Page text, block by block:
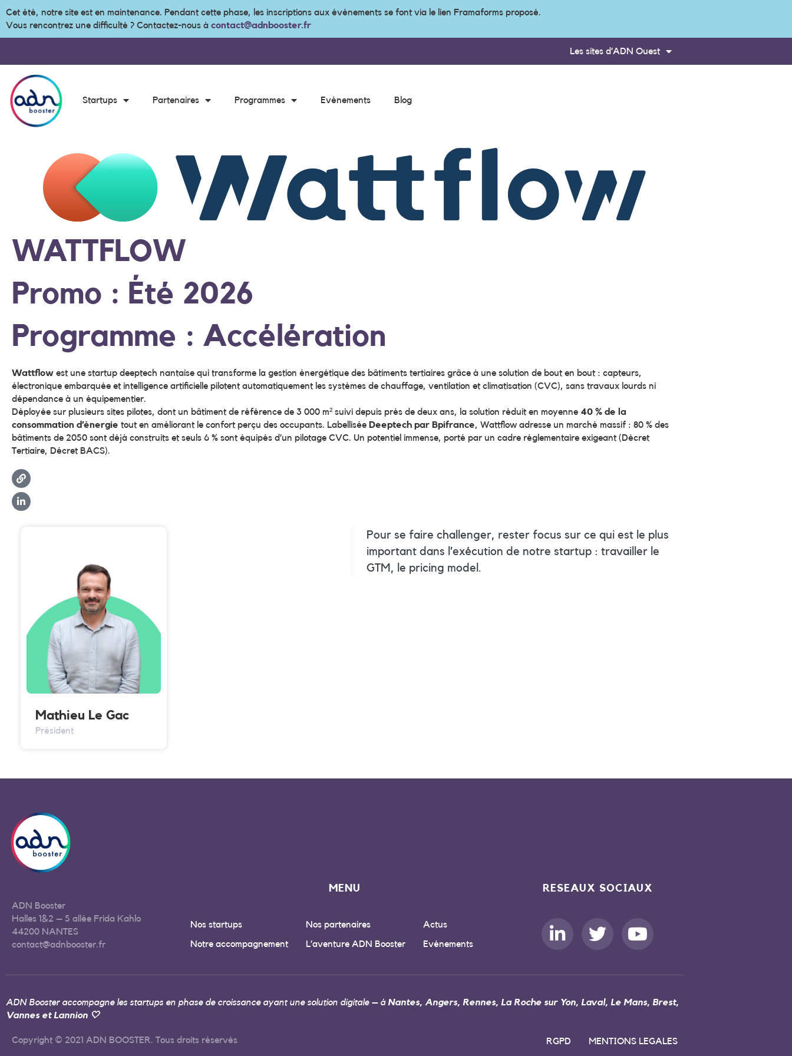
Cet été, notre site est en maintenance. Pendant cette phase, les inscriptions aux événements se font via le lien Framaforms proposé.
Vous rencontrez une difficulté ? Contactez-nous à contact@adnbooster.fr
Les sites d’ADN Ouest
Startups Partenaires Programmes Evénements Blog
WATTFLOW
Promo : Été 2026
Programme : Accélération
Wattflow est une startup deeptech nantaise qui transforme la gestion énergétique des bâtiments tertiaires grâce à une solution de bout en bout : capteurs,
électronique embarquée et intelligence artificielle pilotent automatiquement les systèmes de chauffage, ventilation et climatisation (CVC), sans travaux lourds ni
dépendance à un équipementier.
Déployée sur plusieurs sites pilotes, dont un bâtiment de référence de 3 000 m² suivi depuis près de deux ans, la solution réduit en moyenne 40 % de la
consommation d’énergie tout en améliorant le confort perçu des occupants. Labellisée Deeptech par Bpifrance, Wattflow adresse un marché massif : 80 % des
bâtiments de 2050 sont déjà construits et seuls 6 % sont équipés d’un pilotage CVC. Un potentiel immense, porté par un cadre réglementaire exigeant (Décret
Tertiaire, Décret BACS).
Mathieu Le Gac
Président
Pour se faire challenger, rester focus sur ce qui est le plus
important dans l’exécution de notre startup : travailler le
GTM, le pricing model.
ADN Booster
Halles 1&2 – 5 allée Frida Kahlo
44200 NANTES
contact@adnbooster.fr
MENU
Nos startups Nos partenaires Actus
Notre accompagnement L’aventure ADN Booster Evénements
RESEAUX SOCIAUX
ADN Booster accompagne les startups en phase de croissance ayant une solution digitale – à Nantes, Angers, Rennes, La Roche sur Yon, Laval, Le Mans, Brest,
Vannes et Lannion 🤍
Copyright © 2021 ADN BOOSTER. Tous droits réservés RGPD MENTIONS LEGALES